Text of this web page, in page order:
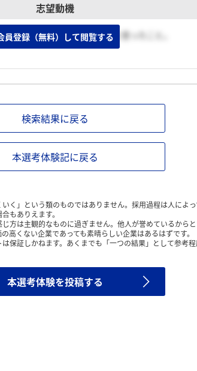
志望動機
るヒット商品を生み出せると思ったこと。
員登録（無料）して閲覧する
検索結果に戻る
本選考体験記に戻る
く」という類のものではありません。採用過程は人によ
もありえます。
方は主観的なものに過ぎません。他人が誉めているから
高くない企業であっても素晴らしい企業はあるはずです。
保証しかねます。あくまでも「一つの結果」として参考程
本選考体験を投稿する